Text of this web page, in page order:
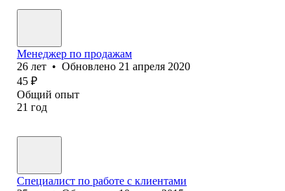
Менеджер по продажам
26 лет • Обновлено 21 апреля 2020
45 ₽
Общий опыт
21 год
Специалист по работе с клиентами